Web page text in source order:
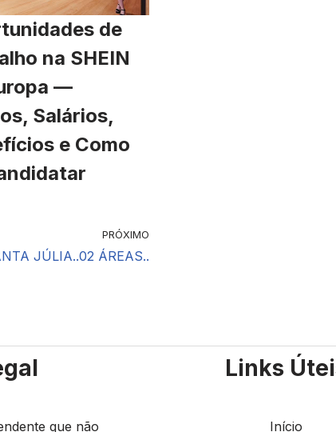
de
na SHEIN
—
Salários,
e Como
PRÓXIMO
JÚLIA..02 ÁREAS..
que não
Links
Início